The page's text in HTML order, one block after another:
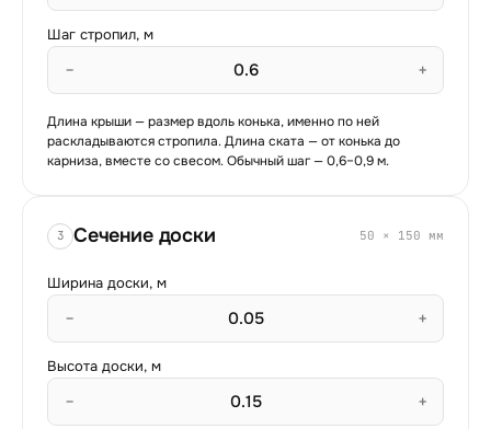
Шаг стропил, м
− +
Длина крыши — размер вдоль конька, именно по ней
раскладываются стропила. Длина ската — от конька до
карниза, вместе со свесом. Обычный шаг — 0,6–0,9 м.
3 Сечение доски 50 × 150 мм
Ширина доски, м
− +
Высота доски, м
− +